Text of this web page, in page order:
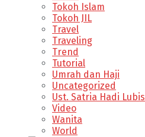
Tokoh Islam
Tokoh JIL
Travel
Traveling
Trend
Tutorial
Umrah dan Haji
Uncategorized
Ust. Satria Hadi Lubis
Video
Wanita
World